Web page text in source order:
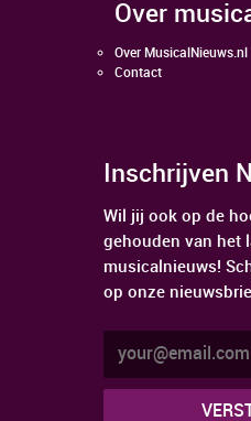
over
Over MusicalNieuws.nl
Contact
Inschrijven
Wil jij ook op de
gehouden van het
musicalnieuws!
op onze